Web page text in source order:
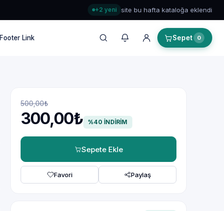
+2 yeni site bu hafta kataloğa eklendi
Footer Link Sepet 0
500,00₺
300,00₺ %40 İNDİRİM
Sepete Ekle
Favori Paylaş